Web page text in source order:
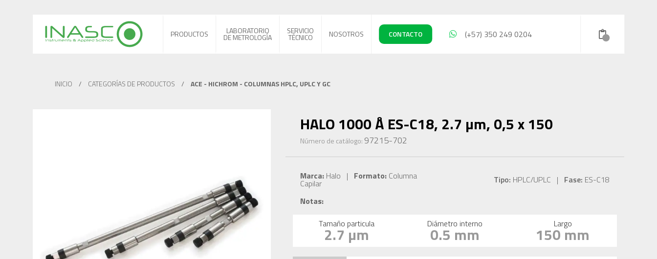
PRODUCTOS LABORATORIO
DE METROLOGÍA
SERVICIO
TÉCNICO NOSOTROS CONTACTO (+57) 350 249 0204
INICIO / CATEGORÍAS DE PRODUCTOS / ACE - HICHROM - COLUMNAS HPLC, UPLC Y GC
HALO 1000 Å ES-C18, 2.7 µm, 0,5 x 150
Número de catálogo: 97215-702
Marca:Halo | Formato:Columna
Capilar Tipo: HPLC/UPLC | Fase: ES-C18
Notas:
Tamaño particula
2.7 µm Diámetro interno
0.5 mm Largo
150 mm